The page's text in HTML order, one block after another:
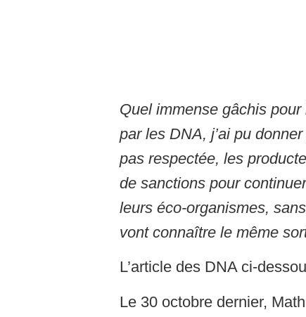
Quel immense gâchis
par les DNA, j’ai pu
pas respectée, les
de sanctions pour
leurs éco-organismes,
vont connaître le même sort
L’article des DNA ci-
Le 30 octobre dernier,